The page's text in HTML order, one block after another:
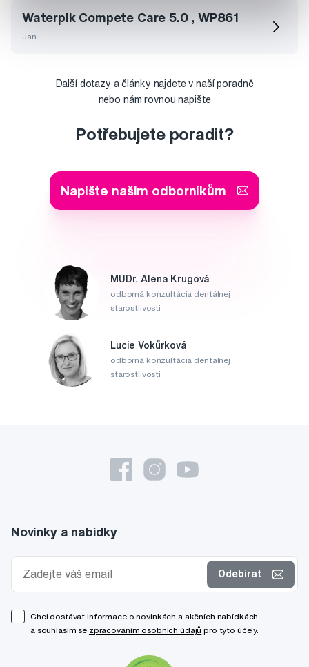
Waterpik Compete Care 5.0 , WP861
Jan
Další dotazy a články najdete v naší poradně
nebo nám rovnounapište
Potřebujete poradit?
Napište našim odborníkům
MUDr. Alena Krugová
odborná konzultácia dentálnej
starostlivosti
Lucie Vokůrková
odborná konzultácia dentálnej
starostlivosti
Novinky a nabídky
Odebírat
Chci dostávat informace o novinkách a akčních nabídkách
a souhlasím se zpracováním osobních údajů pro tyto účely.